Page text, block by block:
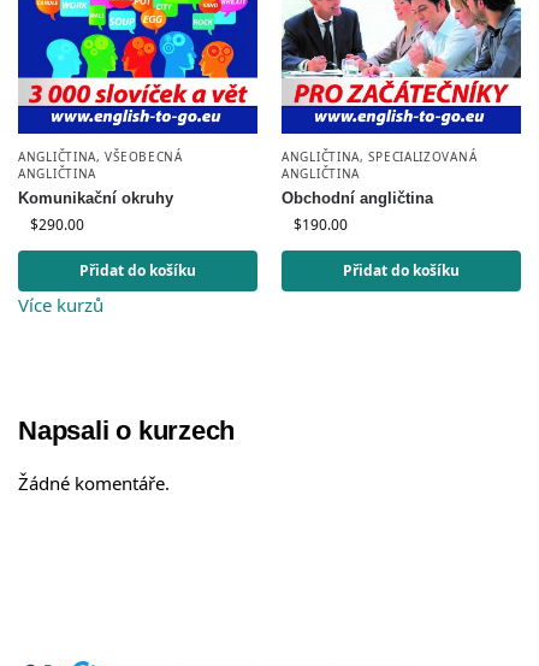
ANGLIČTINA,VŠEOBECNÁ
ANGLIČTINA
Komunikační okruhy
$290.00
Přidat do košíku
ANGLIČTINA,SPECIALIZOVANÁ
ANGLIČTINA
Obchodní angličtina
$190.00
Přidat do košíku
Více kurzů
Napsali o kurzech
Žádné komentáře.